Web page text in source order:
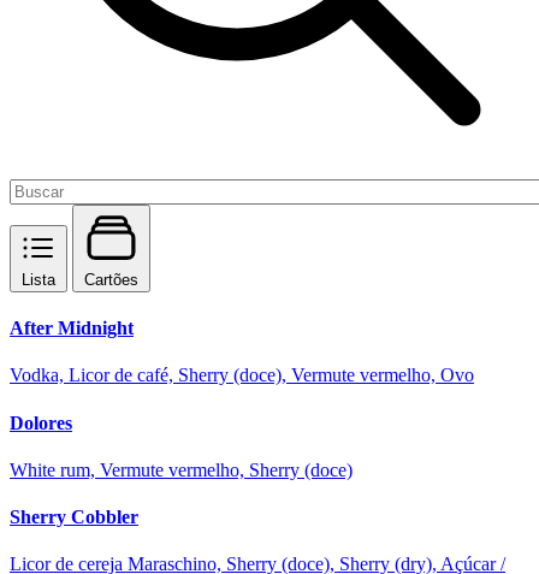
Lista Cartões
After Midnight
Vodka, Licor de café, Sherry (doce), Vermute vermelho, Ovo
Dolores
White rum, Vermute vermelho, Sherry (doce)
Sherry Cobbler
Licor de cereja Maraschino, Sherry (doce), Sherry (dry), Açúcar /